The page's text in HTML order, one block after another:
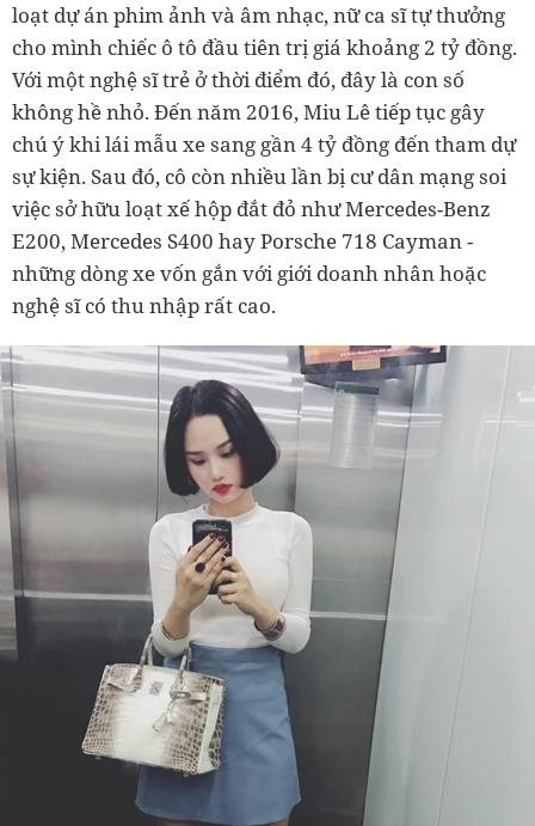
loạt dự án phim ảnh và âm nhạc, nữ ca sĩ tự thưởng
cho mình chiếc ô tô đầu tiên trị giá khoảng 2 tỷ đồng.
Với một nghệ sĩ trẻ ở thời điểm đó, đây là con số
không hề nhỏ. Đến năm 2016, Miu Lê tiếp tục gây
chú ý khi lái mẫu xe sang gần 4 tỷ đồng đến tham dự
sự kiện. Sau đó, cô còn nhiều lần bị cư dân mạng soi
việc sở hữu loạt xế hộp đắt đỏ như Mercedes-Benz
E200, Mercedes S400 hay Porsche 718 Cayman -
những dòng xe vốn gắn với giới doanh nhân hoặc
nghệ sĩ có thu nhập rất cao.